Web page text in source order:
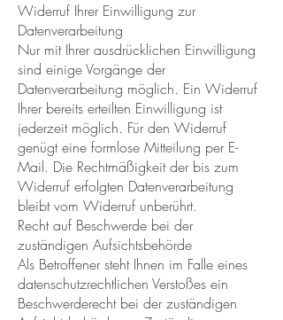
Widerruf Ihrer Einwilligung zur
Datenverarbeitung
Nur mit Ihrer ausdrücklichen Einwilligung
sind einige Vorgänge der
Datenverarbeitung möglich. Ein Widerruf
Ihrer bereits erteilten Einwilligung ist
jederzeit möglich. Für den Widerruf
genügt eine formlose Mitteilung per E-
Mail. Die Rechtmäßigkeit der bis zum
Widerruf erfolgten Datenverarbeitung
bleibt vom Widerruf unberührt.
Recht auf Beschwerde bei der
zuständigen Aufsichtsbehörde
Als Betroffener steht Ihnen im Falle eines
datenschutzrechtlichen Verstoßes ein
Beschwerderecht bei der zuständigen